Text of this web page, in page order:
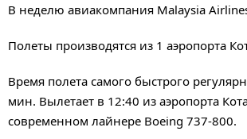
В неделю авиакомпания Malaysia
Полеты производятся из 1 аэропорта
Время полета самого быстрого
мин. Вылетает в 12:40 из аэропорта
современном лайнере Boeing 737-800.